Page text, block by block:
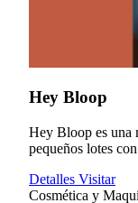
Hey Bloop
Hey Bloop es una
pequeños lotes
Detalles Visitar
Cosmética y